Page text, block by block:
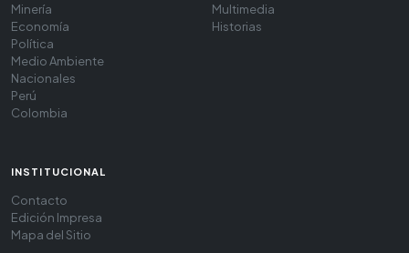
Minería
Economía
Política
Medio Ambiente
Nacionales
Perú
Colombia
Multimedia
Historias
INSTITUCIONAL
Contacto
Edición Impresa
Mapa del Sitio